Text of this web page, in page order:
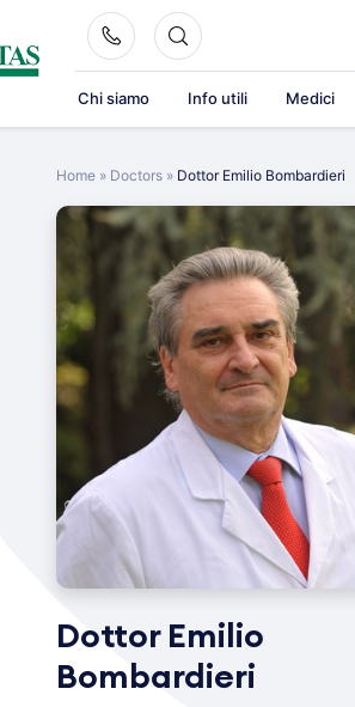
Chi siamo Info utili Medici
Home » Doctors » Dottor Emilio Bombardieri
Dottor Emilio
Bombardieri